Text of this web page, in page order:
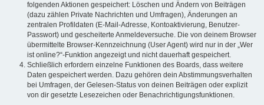
folgenden Aktionen gespeichert: Löschen und Ändern von Beiträgen
(dazu zählen Private Nachrichten und Umfragen), Änderungen an
zentralen Profildaten (E-Mail-Adresse, Kontoaktivierung, Benutzer-
Passwort) und gescheiterte Anmeldeversuche. Die von deinem Browser
übermittelte Browser-Kennzeichnung (User Agent) wird nur in der „Wer
ist online?“-Funktion angezeigt und nicht dauerhaft gespeichert.
Schließlich erfordern einzelne Funktionen des Boards, dass weitere
Daten gespeichert werden. Dazu gehören dein Abstimmungsverhalten
bei Umfragen, der Gelesen-Status von deinen Beiträgen oder explizit
von dir gesetzte Lesezeichen oder Benachrichtigungsfunktionen.